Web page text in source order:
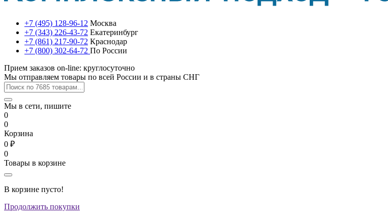
+7 (495) 128-96-12 Москва
+7 (343) 226-43-72 Екатеринбург
+7 (861) 217-90-72 Краснодар
+7 (800) 302-64-72 По России
Прием заказов on-line: круглосуточно
Мы отправляем товары по всей России и в страны СНГ
Мы в сети, пишите
0
0
Корзина
0 ₽
0
Товары в корзине
В корзине пусто!
Продолжить покупки